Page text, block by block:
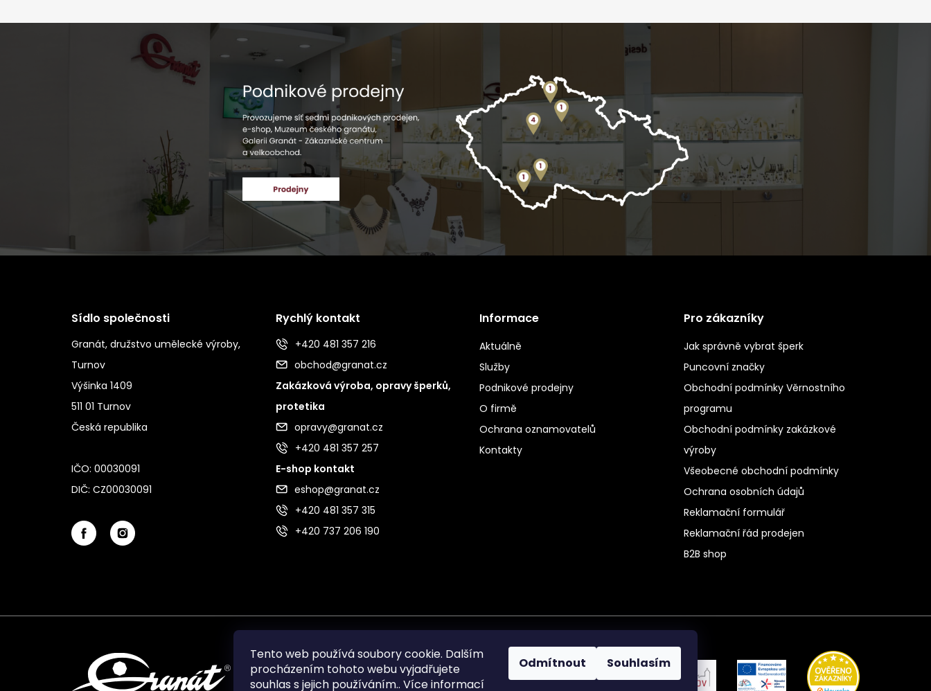
Tento web používá soubory cookie. Dalším
procházením tohoto webu vyjadřujete
souhlas s jejich používáním.. Více informací
Odmítnout Souhlasím
Sídlo společnosti
Granát, družstvo umělecké výroby,
Turnov
Výšinka 1409
511 01 Turnov
Česká republika
IČO: 00030091
DIČ: CZ00030091
Rychlý kontakt
+420 481 357 216
obchod@granat.cz
Zakázková výroba, opravy šperků,
protetika
opravy@granat.cz
+420 481 357 257
E-shop kontakt
eshop@granat.cz
+420 481 357 315
+420 737 206 190
Informace
Aktuálně
Služby
Podnikové prodejny
O firmě
Ochrana oznamovatelů
Kontakty
Pro zákazníky
Jak správně vybrat šperk
Puncovní značky
Obchodní podmínky Věrnostního
programu
Obchodní podmínky zakázkové
výroby
Všeobecné obchodní podmínky
Ochrana osobních údajů
Reklamační formulář
Reklamační řád prodejen
B2B shop